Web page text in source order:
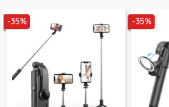
-35% -35%